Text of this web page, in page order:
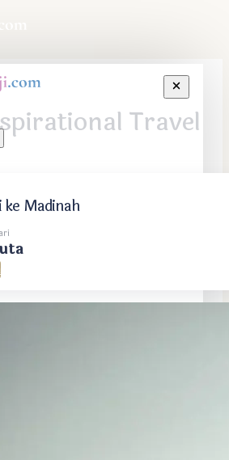
ke Madinah
Travel